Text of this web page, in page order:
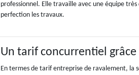
professionnel. Elle travaille avec une équipe
perfection les travaux.
Un tarif concurrentiel grâce
En termes de tarif entreprise de ravalement, la